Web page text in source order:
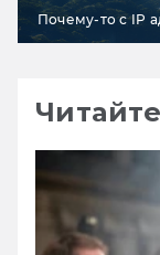
Почему-то с IP